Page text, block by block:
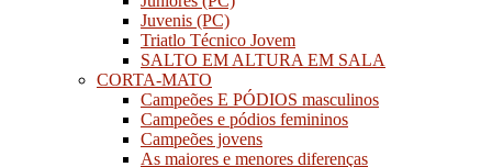
Juvenis (PC)
Triatlo Técnico Jovem
SALTO EM ALTURA EM SALA
CORTA-MATO
Campeões E PÓDIOS masculinos
Campeões e pódios femininos
Campeões jovens
As maiores e menores diferenças